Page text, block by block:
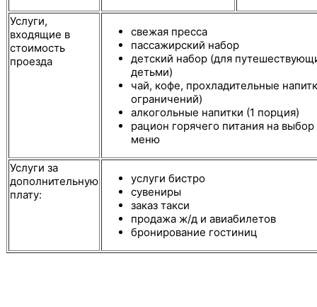
Услуги,
входящие в
стоимость
проезда
свежая пресса
пассажирский набор
детский набор (для
детьми)
чай, кофе, прохладительные
ограничений)
алкогольные напитки (1 порция)
рацион горячего питания на выбор
меню
Услуги за
дополнительную
плату:
услуги бистро
сувениры
заказ такси
продажа ж/д и авиабилетов
бронирование гостиниц